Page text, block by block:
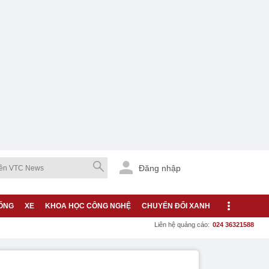
Đăng nhập
XE KHOA HỌC CÔNG NGHỆ CHUYỂN ĐỔI XANH
Liên hệ quảng cáo: 024 36321588